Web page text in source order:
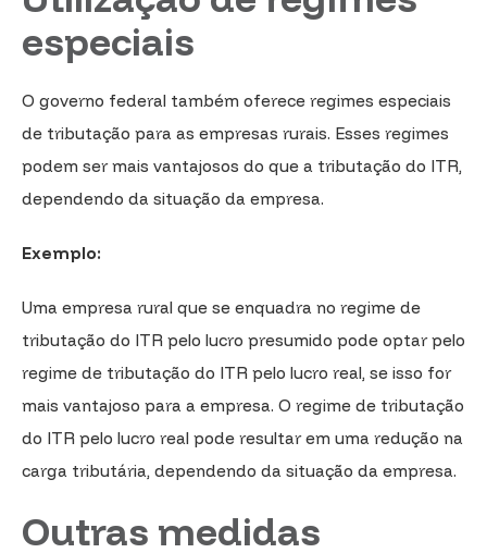
especiais
O governo federal também oferece regimes especiais
de tributação para as empresas rurais. Esses regimes
podem ser mais vantajosos do que a tributação do ITR,
dependendo da situação da empresa.
Exemplo:
Uma empresa rural que se enquadra no regime de
tributação do ITR pelo lucro presumido pode optar pelo
regime de tributação do ITR pelo lucro real, se isso for
mais vantajoso para a empresa. O regime de tributação
do ITR pelo lucro real pode resultar em uma redução na
carga tributária, dependendo da situação da empresa.
Outras medidas